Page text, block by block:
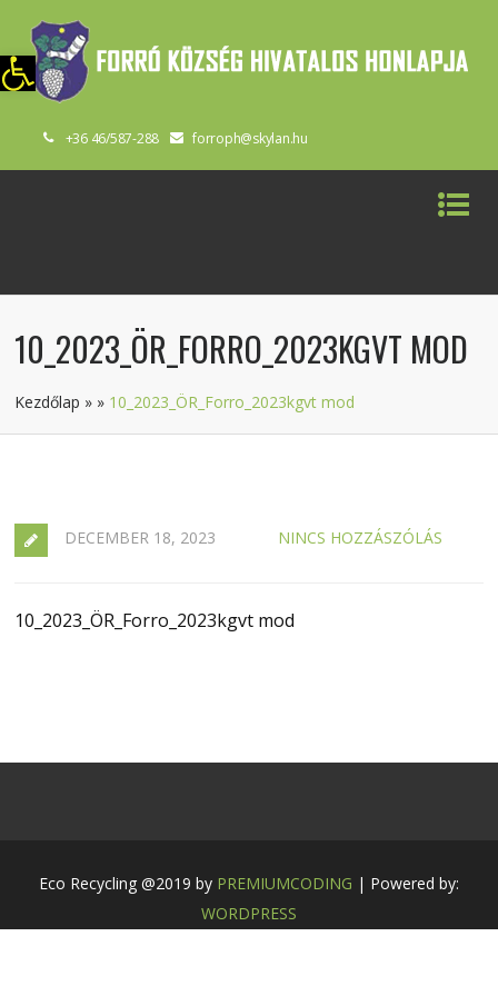
Eszköztár megnyitása
+36 46/587-288 forroph@skylan.hu
10_2023_ÖR_FORRO_2023KGVT MOD
Kezdőlap » » 10_2023_ÖR_Forro_2023kgvt mod
DECEMBER 18, 2023 NINCS HOZZÁSZÓLÁS
10_2023_ÖR_Forro_2023kgvt mod
Eco Recycling @2019 by PREMIUMCODING | Powered by:
WORDPRESS